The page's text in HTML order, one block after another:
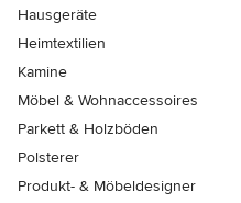
Hausgeräte
Heimtextilien
Kamine
Möbel & Wohnaccessoires
Parkett & Holzböden
Polsterer
Produkt- & Möbeldesigner